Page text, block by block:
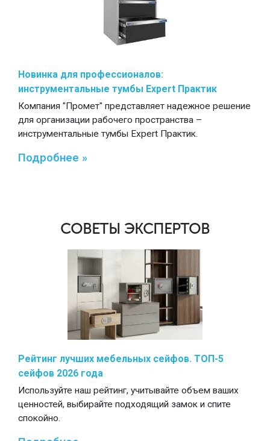
Новинка для профессионалов:
инструментальные тумбы Expert Практик
Компания "Промет" представляет надежное решение
для организации рабочего пространства –
инструментальные тумбы Expert Практик.
Подробнее »
СОВЕТЫ ЭКСПЕРТОВ
Рейтинг лучших мебельных сейфов. ТОП-5
сейфов 2026 года
Используйте наш рейтинг, учитывайте объем ваших
ценностей, выбирайте подходящий замок и спите
спокойно.